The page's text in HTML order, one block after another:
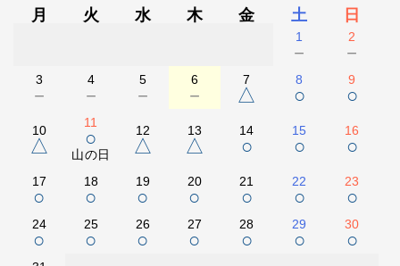
月 火 水 木 金 土 日
1
－
2
－
3
－
4
－
5
－
6
－
7
△
8
○
9
○
10
△
11
○
山の日
12
△
13
△
14
○
15
○
16
○
17
○
18
○
19
○
20
○
21
○
22
○
23
○
24
○
25
○
26
○
27
○
28
○
29
○
30
○